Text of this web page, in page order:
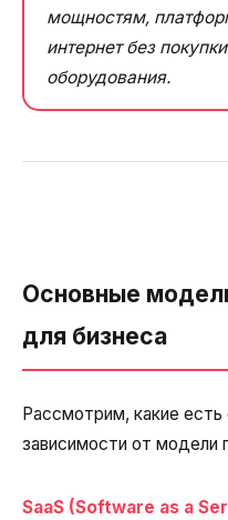
мощностям,
интернет без
оборудования.
Основные
для бизнеса
Рассмотрим, какие
зависимости от модели
SaaS (Software as a